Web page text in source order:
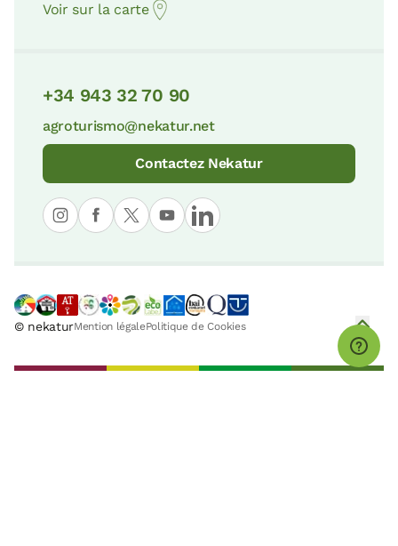
Voir sur la carte
+34 943 32 70 90
agroturismo@nekatur.net
Contactez Nekatur
© nekaturMention légalePolitique de Cookies